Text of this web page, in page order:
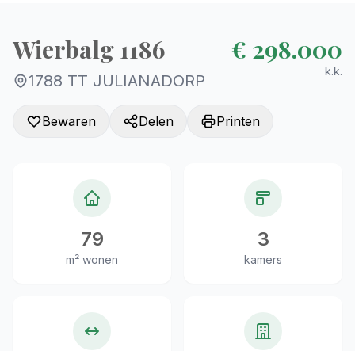
Wierbalg 1186
1788 TT JULIANADORP
€ 298.000
k.k.
Bewaren Delen Printen
79
m² wonen
3
kamers